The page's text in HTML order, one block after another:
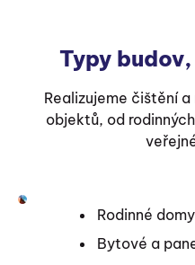
Typy
Realizujeme čištění
objektů, od
Rodinné
Bytové a